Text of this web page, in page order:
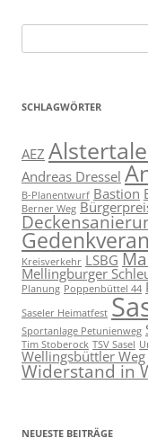
nach:
SCHLAGWÖRTER
AEZ
Andreas Dressel
B-Planentwurf Bastion
Berner Weg
Kreisverkehr LSBG
Mellingburger
Planung Poppenbüttel 44
Saseler Heimatfest
Sportanlage Petunienweg
Tim Stoberock TSV Sasel
Wellingsbüttler Weg
Widerstand in
NEUESTE BEITRÄGE